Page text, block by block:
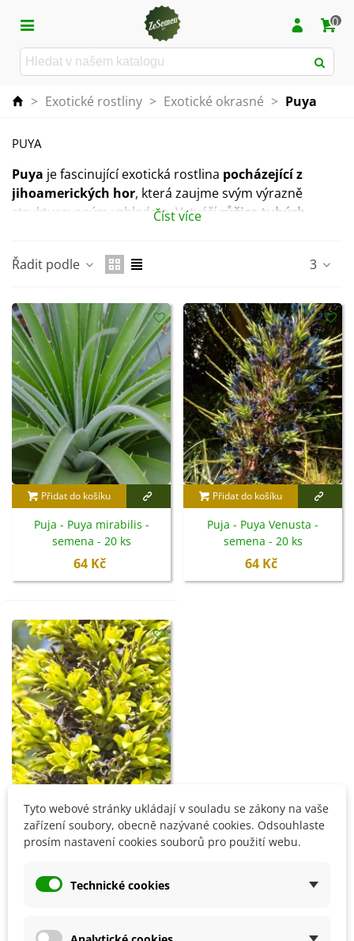
0
> Exotické rostliny > Exotické okrasné > Puya
PUYA
Puya je fascinující exotická rostlina pocházející z
jihoamerických hor, která zaujme svým výrazně
strukturovaným vzhledem. Vytváří růžice tuhých,
Některé druhy mohou při vhodných podmínkách
Rostlina vyžaduje hodně světla, teplo a dobře
propustný, sušší substrát
. Díky své odolnosti vůči
suchu se skvěle hodí do moderních interiérů, zimních
zahrad i jako solitér do nádob. Puya je ideální volbou
pro milovníky netradičních exotických rostlin a
designových rostlinných kompozic.
Číst více
Řadit podle 3
Přidat do košíku
Puja - Puya mirabilis -
semena - 20 ks
64 Kč
Přidat do košíku
Puja - Puya Venusta -
semena - 20 ks
64 Kč
Přidat do košíku
Puja - Puya Chilensis -
68 Kč
Zobrazení 1-3 z 3 položek
Tyto webové stránky ukládají v souladu se zákony na vaše
zařízení soubory, obecně nazývané cookies. Odsouhlaste
prosím nastavení cookies souborů pro použití webu.
Technické cookies